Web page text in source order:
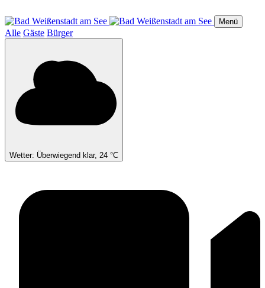
zum
Inhalt
Menü
Alle Gäste Bürger
Wetter: Überwiegend klar, 24 °C